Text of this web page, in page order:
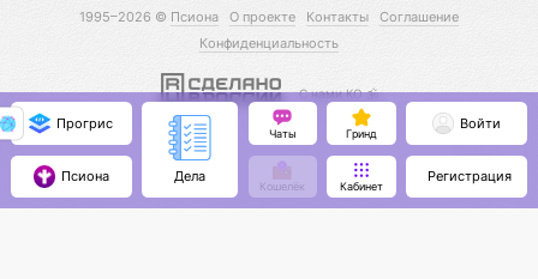
1995–2026 © Псиона О проекте Контакты
Соглашение
Конфиденциальность
С нами КО 🕉️
Прогрис
Псиона Дела
Чаты Гринд
Кошелёк Кабинет
Войти
Регистрация